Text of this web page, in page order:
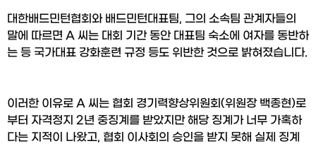
대한배드민턴협회와 배드민턴대표팀, 그의 소속팀 관계자들의
말에 따르면 A 씨는 대회 기간 동안 대표팀 숙소에 여자를 동반하
는 등 국가대표 강화훈련 규정 등도 위반한 것으로 밝혀졌습니다.
이러한 이유로 A 씨는 협회 경기력향상위원회(위원장 백종현)로
부터 자격정지 2년 중징계를 받았지만 해당 징계가 너무 가혹하
다는 지적이 나왔고, 협회 이사회의 승인을 받지 못해 실제 징계